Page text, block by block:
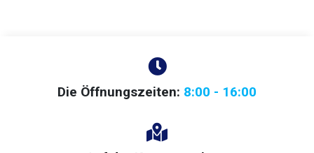
Die Öffnungszeiten: 8:00 - 16:00